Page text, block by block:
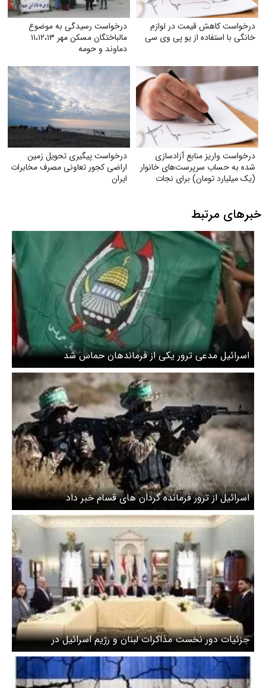
درخواست کاهش قیمت در لوازم
خانگی با استفاده از یو پی وی سی
درخواست رسیدگی به موضوع
مالباختگان مسکن مهر ۱۱،۱۲،۱۳
دماوند و حومه
درخواست واریز منابع آزادسازی
شده به حساب سرپرست‌های خانوار
(یک میلیارد تومان) برای نجات
درخواست پیگیری تحویل زمین
اراضی کجور تعاونی مصرف مخابرات
ایران
خبرهای مرتبط
اسرائیل مدعی ترور یکی از فرماندهان حماس شد
اسرائیل از ترور فرمانده گردان های قسام خبر داد
جزئیات دور نخست مذاکرات لبنان و رژیم اسرائیل در
واشنگتن